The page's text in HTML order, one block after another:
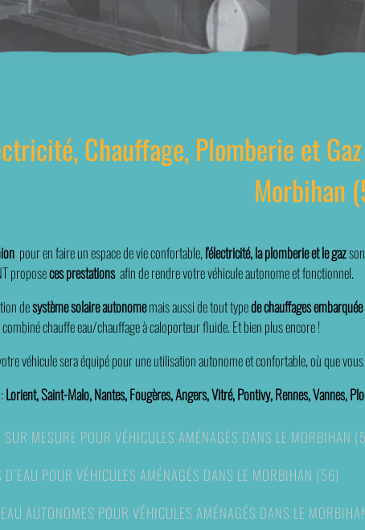
Chauffage, Plomberie et
Morbihan
pour en faire un espace de vie confortable,l'électricité, la plomberie et le gaz
proposecesprestationsafin de rendre votre véhicule autonome et fonctionnel.
desystème solaire autonomemais aussi detout typedechauffages
chauffe eau/chauffage à caloporteur fluide. Et bien plus encore !
véhicule sera équipé pour une utilisation autonome et confortable, où que
Lorient, Saint-Malo, Nantes, Fougères, Angers, Vitré, Pontivy, Rennes, Vannes,
SUR MESURE POUR VÉHICULES AMÉNAGÉS DANS LE MORBIHAN
D’EAU POUR VÉHICULES AMÉNAGÉS DANS LE MORBIHAN (56)
AUTONOMES POUR VÉHICULES AMÉNAGÉS DANS LE